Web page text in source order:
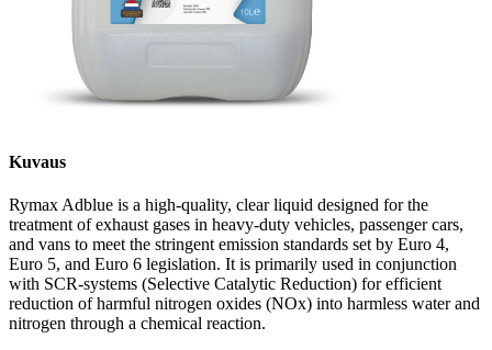
Kuvaus
Rymax Adblue is a high-quality, clear liquid designed for the
treatment of exhaust gases in heavy-duty vehicles, passenger cars,
and vans to meet the stringent emission standards set by Euro 4,
Euro 5, and Euro 6 legislation. It is primarily used in conjunction
with SCR-systems (Selective Catalytic Reduction) for efficient
reduction of harmful nitrogen oxides (NOx) into harmless water and
nitrogen through a chemical reaction.